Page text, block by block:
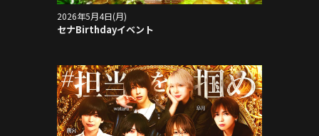
2026年5月4日(月)
セナBirthdayイベント